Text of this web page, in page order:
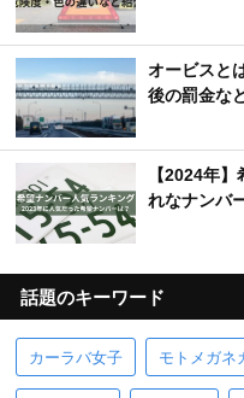
オービスと
後の罰金な
【2024年
れなナンバ
話題のキーワード
カーラバ女子 モトメガネ